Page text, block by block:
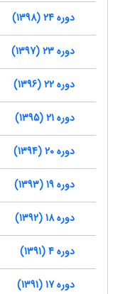
دوره 24 (1398)
دوره 23 (1397)
دوره 22 (1396)
دوره 21 (1395)
دوره 20 (1394)
دوره 19 (1393)
دوره 18 (1392)
دوره 4 (1391)
دوره 17 (1391)